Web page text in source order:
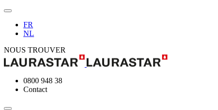
FR
NL
NOUS TROUVER
0800 948 38
Contact